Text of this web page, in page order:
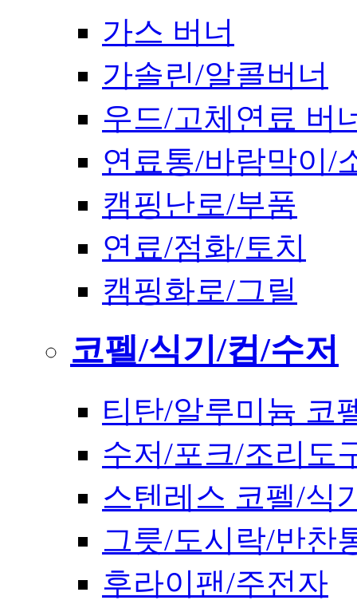
가스 버너
가솔린/알콜버너
우드/고체연료 버
연료통/바람막이/
캠핑난로/부품
연료/점화/토치
캠핑화로/그릴
코펠/식기/컵/수저
티탄/알루미늄 코
수저/포크/조리도
스텐레스 코펠/식
그릇/도시락/반찬
후라이팬/주전자